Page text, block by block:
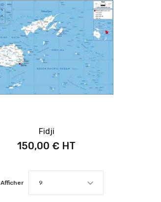
Fidji
150,00 €
Afficher 9